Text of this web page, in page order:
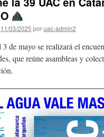
11/03/2025 poruac-admin2
de mayo se realizará el
que reúne asambleas y